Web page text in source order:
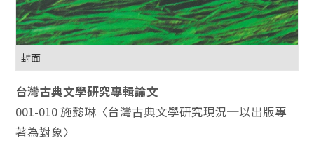
封面
台灣古典文學研究專輯論文
001-010 施懿琳〈台灣古典文學研究現況─以出版專
著為對象〉